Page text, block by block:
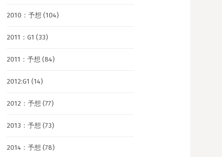
2010：予想 (104)
2011：G1 (33)
2011：予想 (84)
2012:G1 (14)
2012：予想 (77)
2013：予想 (73)
2014：予想 (78)